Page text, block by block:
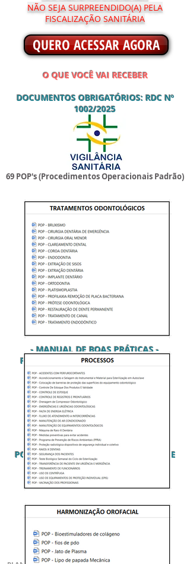
NÃO SEJA SURPREENDIDO(A) PELA
FISCALIZAÇÃO SANITÁRIA
O QUE VOCÊ VAI RECEBER
DOCUMENTOS OBRIGATÓRIOS: RDC Nº
1002/2025
69 POP's (Procedimentos Operacionais Padrão)
- MANUAL DE BOAS PRÁTICAS -
FICHAS DE AVALIAÇÃO E ANAMNESE
PGRSS (PLANO DE GERENCIAMENTO DE
RESÍDUOS DE SAÚDE)
PRONTUÁRIOS E FICHAS
QUERO ACESSAR AGORA